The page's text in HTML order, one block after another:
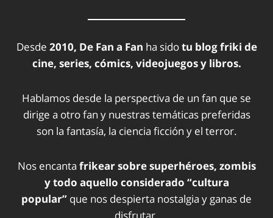
Desde 2010, De Fan a Fan ha sidotu blog friki de
cine, series, cómics, videojuegos y libros.
Hablamos desde la perspectiva de un fan que se
dirige a otro fan y nuestras temáticas preferidas
son la fantasía, la ciencia ficción y el terror.
Nos encanta frikear sobre superhéroes, zombis
y todo aquello considerado “cultura
popular” que nos despierta nostalgia y ganas de
disfrutar.